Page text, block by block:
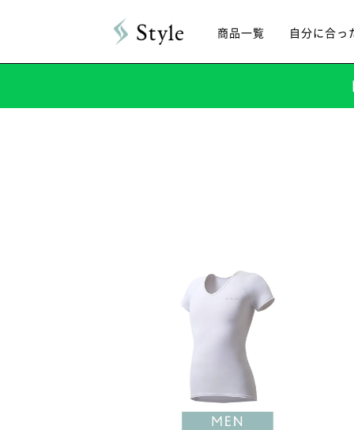
商品一覧 自分に合っ